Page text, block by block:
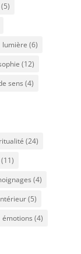
(5)
lumière (6)
(12)
sens (4)
(24)
(11)
(4)
(5)
émotions (4)